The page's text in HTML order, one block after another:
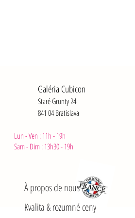
Galéria Cubicon
Staré Grunty 24
841 04 Bratislava
Lun - Ven : 11h - 19h
Sam - Dim :13h30 - 19h
À propos de nous
Kvalita & rozumné ceny